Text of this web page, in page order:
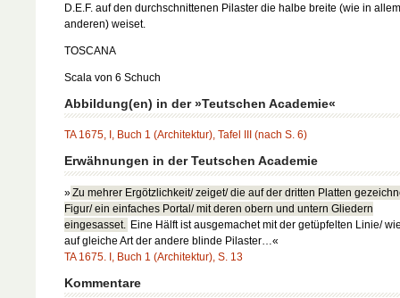
D.E.F. auf den durchschnittenen Pilaster die halbe breite (wie in allem
anderen) weiset.
TOSCANA
Scala von 6 Schuch
Abbildung(en) in der »Teutschen Academie«
TA 1675, I, Buch 1 (Architektur), Tafel III (nach S. 6)
Erwähnungen in der Teutschen Academie
»Zu mehrer Ergötzlichkeit/ zeiget/ die auf der dritten Platten
Figur/ ein einfaches Portal/ mit deren obern und untern Gliedern
eingesasset. Eine Hälft ist ausgemachet mit der getüpfelten Linie/
auf gleiche Art der andere blinde Pilaster…«
TA 1675. I, Buch 1 (Architektur), S. 13
Kommentare